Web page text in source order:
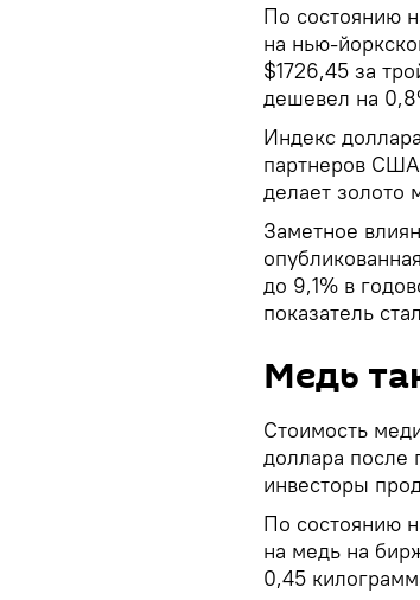
По состоянию
на нью-
$1726,45 за
дешевел на
Индекс
партнеров
делает золото
Заметное
до 9,1% в
показатель
Медь
Стоимость
доллара
инвесторы
По состоянию
на медь на
0,45